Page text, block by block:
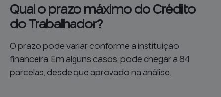
Qual o prazo máximo do Crédito
do Trabalhador?
O prazo pode variar conforme a instituição
financeira. Em alguns casos, pode chegar a 84
parcelas, desde que aprovado na análise.